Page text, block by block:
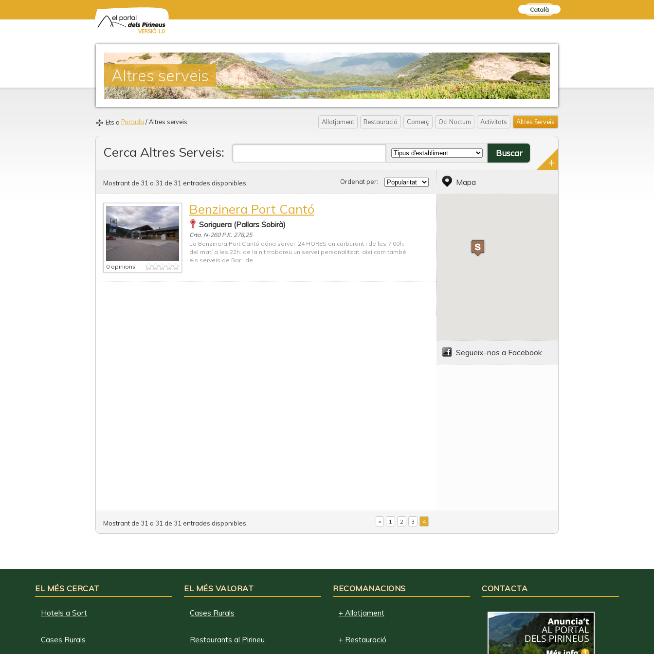
Català
Altres serveis
Ets a Portada / Altres serveis Allotjament Restauració Comerç Oci Nocturn Activitats Altres Serveis
Cerca Altres Serveis:
Mostrant de 31 a 31 de 31 entrades disponibles. Ordenat per:
0 opinions
Benzinera Port Cantó
Soriguera (Pallars Sobirà)
Crta. N-260 P.K. 278,25
La Benzinera Port Cantó dóna servei 24 HORES en carburant i de les 7:00h.
del matí a les 22h. de la nit trobareu un servei personalitzat, així com també
els serveis de Bar i de...
Mapa
Segueix-nos a Facebook
Mostrant de 31 a 31 de 31 entrades disponibles. « 1 2 3 4
EL MÉS CERCAT
Hotels a Sort
Cases Rurals
EL MÉS VALORAT
Cases Rurals
Restaurants al Pirineu
RECOMANACIONS
+ Allotjament
+ Restauració
CONTACTA